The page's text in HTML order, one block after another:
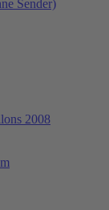
Sender)
2008